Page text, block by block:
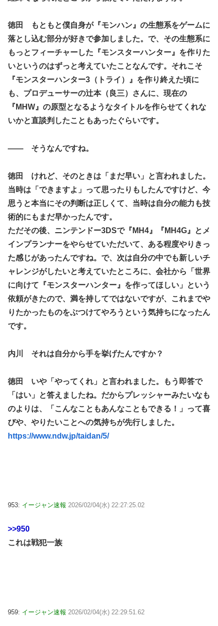
徳田 もともと僕自身が『モンハン』の生態系をゲームに
落とし込む部分が好きで参加しました。で、その生態系に
もっとフィーチャーした『モンスターハンター』を作りた
いというのはずっと考えていたことなんです。それこそ
『モンスターハンター3（トライ）』を作り終えた頃に
も、プロデューサーの辻本（良三）さんに、現在の
『MHW』の原型となるようなタイトルを作らせてくれな
いかと直談判したこともあったぐらいです。
―― そうなんですね。
徳田 けれど、そのときは「まだ早い」と言われました。
当時は「できますよ」って思ったりもしたんですけど、今
思うと本当にその判断は正しくて、当時は自分の能力も技
術的にもまだ早かったんです。
ただその後、ニンテンドー3DSで『MH4』『MH4G』とメ
インプランナーをやらせていただいて、ある程度やりきっ
た感じがあったんですね。で、次は自分の中でも新しいチ
ャレンジがしたいと考えていたところに、会社から「世界
に向けて『モンスターハンター』を作ってほしい」という
依頼がきたので、満を持してではないですが、これまでや
りたかったものをぶつけてやろうという気持ちになったん
です。
内川 それは自分から手を挙げたんですか？
徳田 いや「やってくれ」と言われました。もう即答で
「はい」と答えましたね。だからプレッシャーみたいなも
のよりは、「こんなこともあんなこともできる！」って喜
びや、やりたいことへの気持ちが先行しました。
https://www.ndw.jp/taidan/5/
953: イージャン速報 2026/02/04(水) 22:27:25.02
>>950
これは戦犯一族
959: イージャン速報 2026/02/04(水) 22:29:51.62